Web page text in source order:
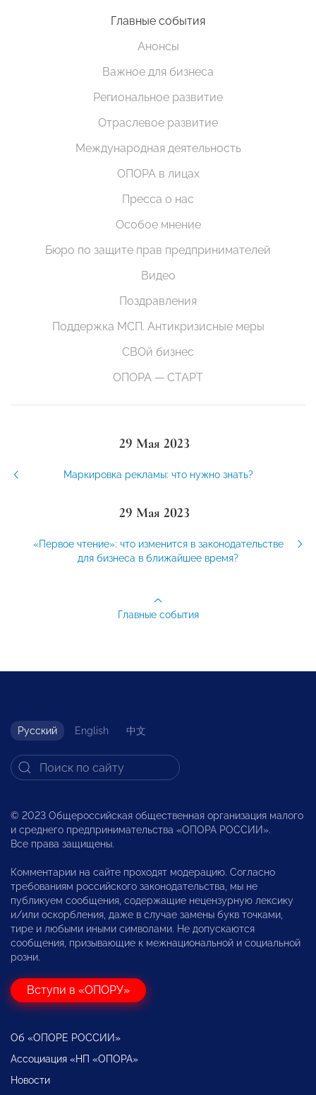
Главные события
Анонсы
Важное для бизнеса
Региональное развитие
Отраслевое развитие
Международная деятельность
ОПОРА в лицах
Пресса о нас
Особое мнение
Бюро по защите прав предпринимателей
Видео
Поздравления
Поддержка МСП. Антикризисные меры
СВОй бизнес
ОПОРА — СТАРТ
29 Мая 2023
Маркировка рекламы: что нужно знать?
29 Мая 2023
«Первое чтение»: что изменится в законодательстве
для бизнеса в ближайшее время?
Главные события
Русский English 中文
© 2023 Общероссийская общественная организация малого
и среднего предпринимательства «ОПОРА РОССИИ».
Все права защищены.
Комментарии на сайте проходят модерацию. Согласно
требованиям российского законодательства, мы не
публикуем сообщения, содержащие нецензурную лексику
и/или оскорбления, даже в случае замены букв точками,
тире и любыми иными символами. Не допускаются
сообщения, призывающие к межнациональной и социальной
розни.
Вступи в «ОПОРУ»
Об «ОПОРЕ РОССИИ»
Ассоциация «НП «ОПОРА»
Новости